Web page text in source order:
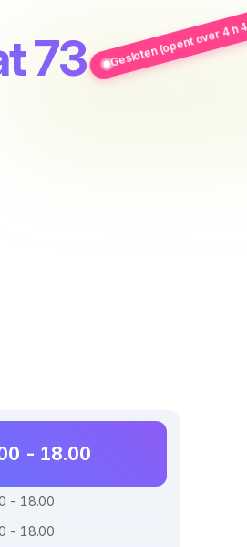
73 Gesloten (opent over 4
- 18.00
- 18.00
- 18.00